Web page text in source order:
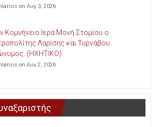
on Αυγ 3, 2026
Κομνήνειο Ιερά Μονή Στομίου ο
Λαρίσης και Τυρνάβου
(ΗΧΗΤΙΚΟ)
on Αυγ 2, 2026